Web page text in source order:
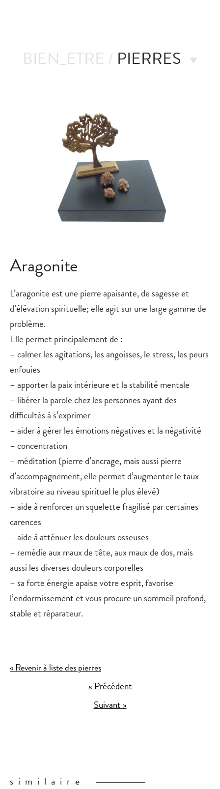
BIEN_ETRE / PIERRES
Aragonite
L’aragonite est une pierre apaisante, de sagesse et
d’élévation spirituelle; elle agit sur une large gamme de
problème.
Elle permet principalement de :
– calmer les agitations, les angoisses, le stress, les peurs
enfouies
– apporter la paix intérieure et la stabilité mentale
– libérer la parole chez les personnes ayant des
difficultés à s’exprimer
– aider à gérer les émotions négatives et la négativité
– concentration
– méditation (pierre d’ancrage, mais aussi pierre
d’accompagnement, elle permet d’augmenter le taux
vibratoire au niveau spirituel le plus élevé)
– aide à renforcer un squelette fragilisé par certaines
carences
– aide à atténuer les douleurs osseuses
– remédie aux maux de tête, aux maux de dos, mais
aussi les diverses douleurs corporelles
– sa forte énergie apaise votre esprit, favorise
l’endormissement et vous procure un sommeil profond,
stable et réparateur.
« Revenir à liste des pierres
« Précédent
Suivant »
similaire